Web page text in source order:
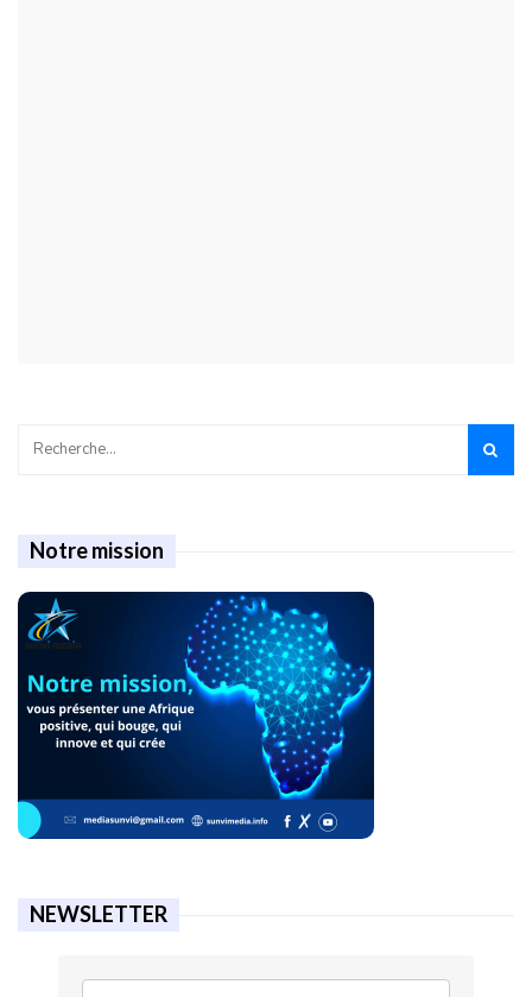
Notre mission
NEWSLETTER